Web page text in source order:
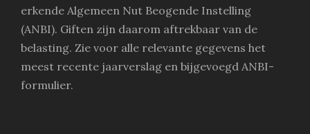
erkende Algemeen Nut Beogende Instelling
(ANBI). Giften zijn daarom aftrekbaar van de
belasting. Zie voor alle relevante gegevens het
meest recente jaarverslag en bijgevoegd ANBI-
formulier.